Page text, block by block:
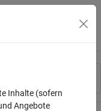
Inhalte (sofern
Angebote